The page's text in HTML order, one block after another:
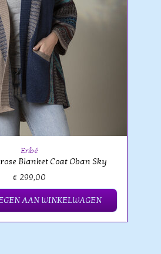
Eribé
Blanket Coat Oban Sky
€ 299,00
AAN WINKELWAGEN